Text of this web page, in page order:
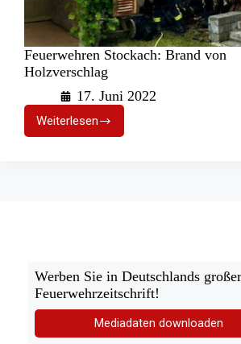
Feuerwehren Stockach: Brand von
Holzverschlag
17. Juni 2022
WeiterlesenFeuerwehren
Stockach:
Werben Sie in Deutschlands großer
Feuerwehrzeitschrift!
Mediadaten downloaden